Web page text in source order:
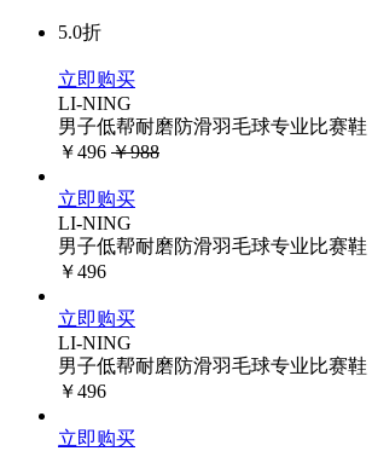
5.0折
立即购买
LI-NING
男子低帮耐磨防滑羽毛球专业比赛鞋
￥496 ￥988
立即购买
LI-NING
男子低帮耐磨防滑羽毛球专业比赛鞋
￥496
立即购买
LI-NING
男子低帮耐磨防滑羽毛球专业比赛鞋
￥496
立即购买